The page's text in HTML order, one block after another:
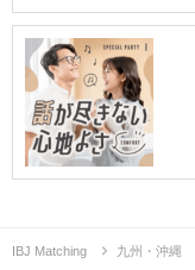
IBJ Matching 九州・沖縄